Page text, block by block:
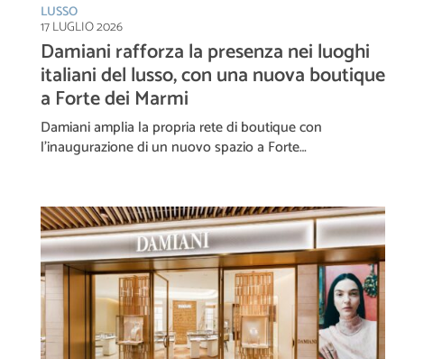
LUSSO
17 LUGLIO 2026
Damiani rafforza la presenza nei luoghi
italiani del lusso, con una nuova boutique
a Forte dei Marmi
Damiani amplia la propria rete di boutique con
l’inaugurazione di un nuovo spazio a Forte…